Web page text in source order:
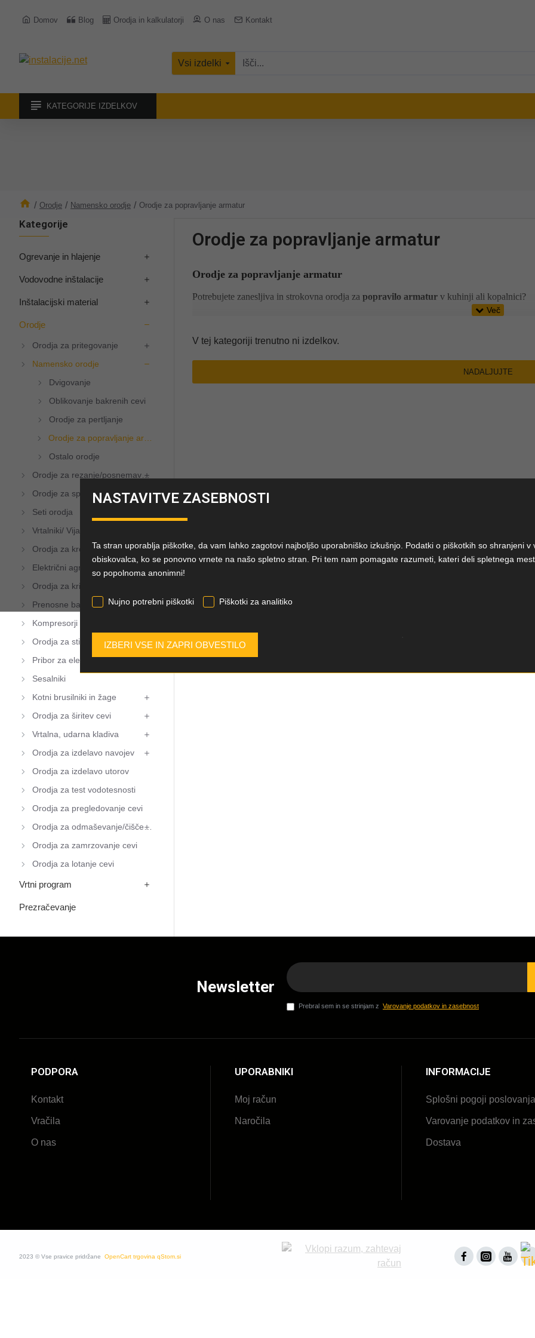
Domov Blog Orodja in kalkulatorji O nas Kontakt
Vsi izdelki
KATEGORIJE IZDELKOV
Orodje Namensko orodje Orodje za popravljanje armatur
Kategorije
Ogrevanje in hlajenje
Vodovodne inštalacije
Inštalacijski material
Orodje
Orodja za pritegovanje
Namensko orodje
Dvigovanje
Oblikovanje bakrenih cevi
Orodje za pertljanje
Orodje za popravljanje armatur
Ostalo orodje
Orodje za rezanje/posnemavanje
Orodje za splošno uporabo
Seti orodja
Vrtalniki/ Vijačniki
Orodja za kronsko vrtanje
Električni agregati, generatorji
Orodja za krivljenje cevi
Prenosne baterijske postaje
Kompresorji
Orodja za stiskanje cevi
Pribor za električno orodje
Sesalniki
Kotni brusilniki in žage
Orodja za širitev cevi
Vrtalna, udarna kladiva
Orodja za izdelavo navojev
Orodja za izdelavo utorov
Orodja za test vodotesnosti
Orodja za pregledovanje cevi
Orodja za odmaševanje/čiščenje
Orodja za zamrzovanje cevi
Orodja za lotanje cevi
Vrtni program
Prezračevanje
Orodje za popravljanje armatur
Orodje za popravljanje armatur
Potrebujete zanesljiva in strokovna orodja za popravilo armatur v kuhinji ali kopalnici?
kuhinjsko korito
Naša ponudba zajema tako osnovna kot specializirana orodja zapopravilo
zaumivalnike,kadiintuše. Za vsako situacijo ponujamo optimalno rešitev, bodisi za
V tej kategoriji trenutno ni izdelkov.
NADALJUJTE
Newsletter
Prebral sem in se strinjam z Varovanje podatkov in zasebnost
PODPORA
Kontakt
Vračila
O nas
UPORABNIKI
Moj račun
Naročila
INFORMACIJE
Splošni pogoji poslovanja
Varovanje podatkov in
Dostava
2023 © Vse pravice pridržane OpenCart trgovina qStom.si
NASTAVITVE ZASEBNOSTI
Ta stran uporablja piškotke, da vam lahko zagotovi najboljšo uporabniško izkušnjo. Podatki o piškotkih so shranjeni
obiskovalca, ko se ponovno vrnete na našo spletno stran. Pri tem nam pomagate razumeti, kateri deli spletnega
so popolnoma anonimni!
Nujno potrebni piškotki Piškotki za analitiko